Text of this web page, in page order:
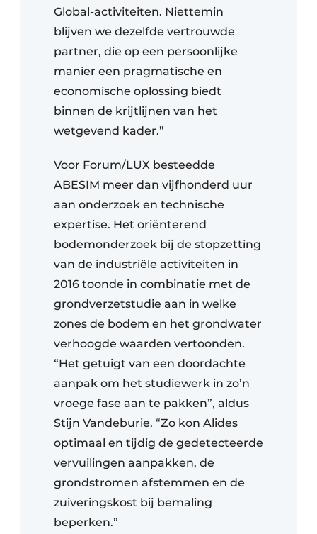
Global-activiteiten. Niettemin
blijven we dezelfde vertrouwde
partner, die op een persoonlijke
manier een pragmatische en
economische oplossing biedt
binnen de krijtlijnen van het
wetgevend kader.”
Voor Forum/LUX besteedde
ABESIM meer dan vijfhonderd uur
aan onderzoek en technische
expertise. Het oriënterend
bodemonderzoek bij de stopzetting
van de industriële activiteiten in
2016 toonde in combinatie met de
grondverzetstudie aan in welke
zones de bodem en het grondwater
verhoogde waarden vertoonden.
“Het getuigt van een doordachte
aanpak om het studiewerk in zo’n
vroege fase aan te pakken”, aldus
Stijn Vandeburie. “Zo kon Alides
optimaal en tijdig de gedetecteerde
vervuilingen aanpakken, de
grondstromen afstemmen en de
zuiveringskost bij bemaling
beperken.”